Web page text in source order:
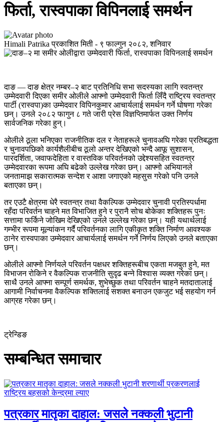
फिर्ता, रास्वपाका विपिनलाई समर्थन
Himali Patrika प्रकाशित मिती - ९ फाल्गुन २०८२, शनिवार
दाङ — दाङ क्षेत्र नम्बर–२ बाट प्रतिनिधि सभा सदस्यका लागि स्वतन्त्र
उम्मेदवारी दिएका समीर ओलीले आफ्नो उम्मेदवारी फिर्ता लिँदैराष्ट्रिय स्वतन्त्र
पार्टी (रास्वपा)का उम्मेदवारविपिनकुमार आचार्यलाई समर्थन गर्ने घोषणा गरेका
छन्। उनले २०८२ फागुन ८ गते जारी प्रेस विज्ञप्तिमार्फत उक्त निर्णय
सार्वजनिक गरेका हुन्।
ओलीले ठूला भनिएका राजनीतिक दल र नेताहरूले चुनावअघि गरेका प्रतिबद्धता
र चुनावपछिको कार्यशैलीबीच ठूलो अन्तर देखिएको भन्दै आफू सुशासन,
पारदर्शिता, जवाफदेहिता र वास्तविक परिवर्तनको उद्देश्यसहित स्वतन्त्र
उम्मेदवारका रूपमा अघि बढेको उल्लेख गरेका छन्। आफ्नो अभियानले
जनतामाझ सकारात्मक सन्देश र आशा जगाएको महसुस गरेको पनि उनले
बताएका छन्।
तर एउटै क्षेत्रमा धेरै स्वतन्त्र तथा वैकल्पिक उम्मेदवार चुनावी प्रतिस्पर्धामा
रहँदा परिवर्तन चाहने मत विभाजित हुने र पुरानै सोच बोकेका शक्तिहरू पुनः
सत्तामा फर्किने जोखिम देखिएको उनले उल्लेख गरेका छन्। यही यथार्थलाई
गम्भीर रूपमा मूल्यांकन गर्दै परिवर्तनका लागि एकीकृत शक्ति निर्माण आवश्यक
ठानेर रास्वपाका उम्मेदवार आचार्यलाई समर्थन गर्ने निर्णय लिएको उनले बताएका
छन्।
ओलीले आफ्नो निर्णयले परिवर्तन पक्षधर शक्तिहरूबीच एकता मजबुत हुने, मत
विभाजन रोकिने र वैकल्पिक राजनीति सुदृढ बन्ने विश्वास व्यक्त गरेका छन्।
साथै उनले आफ्ना सम्पूर्ण समर्थक, शुभेच्छुक तथा परिवर्तन चाहने मतदातालाई
आगामी निर्वाचनमा वैकल्पिक शक्तिलाई सशक्त बनाउन एकजुट भई सहयोग गर्न
आग्रह गरेका छन्।
ट्रेन्डिङ
सम्बन्धित समाचार
पत्रकार मातृका दाहाल: जसले नक्कली भुटानी